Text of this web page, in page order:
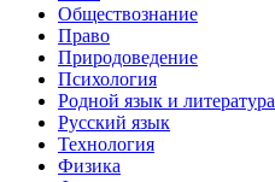
Обществознание
Право
Природоведение
Психология
Родной язык и литература
Русский язык
Технология
Физика